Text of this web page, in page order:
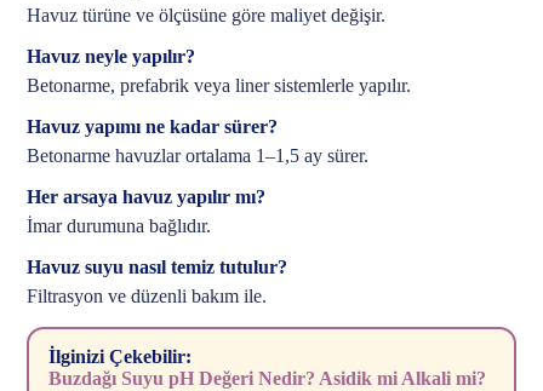
Havuz türüne ve ölçüsüne göre maliyet değişir.
Havuz neyle yapılır?
Betonarme, prefabrik veya liner sistemlerle yapılır.
Havuz yapımı ne kadar sürer?
Betonarme havuzlar ortalama 1–1,5 ay sürer.
Her arsaya havuz yapılır mı?
İmar durumuna bağlıdır.
Havuz suyu nasıl temiz tutulur?
Filtrasyon ve düzenli bakım ile.
İlginizi Çekebilir:
Buzdağı Suyu pH Değeri Nedir? Asidik mi Alkali mi?